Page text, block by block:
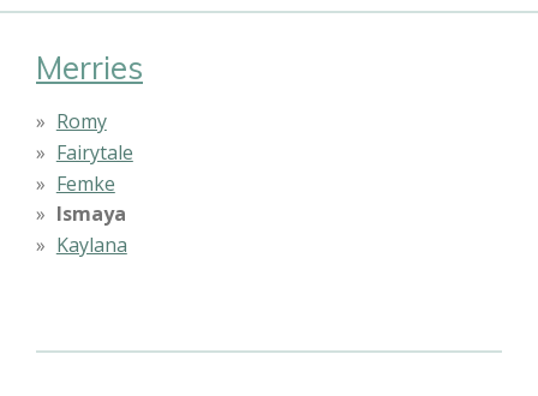
Merries
Romy
Fairytale
Femke
Ismaya
Kaylana